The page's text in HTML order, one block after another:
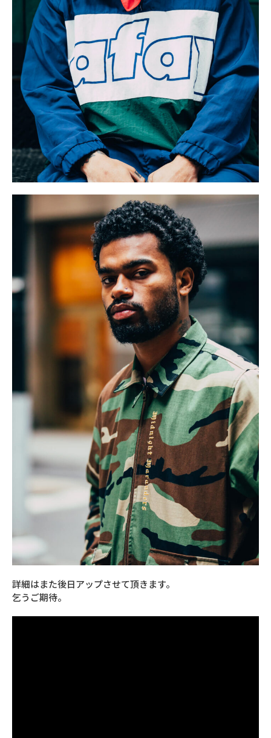
詳細はまた後日アップさせて頂きます。
乞うご期待。